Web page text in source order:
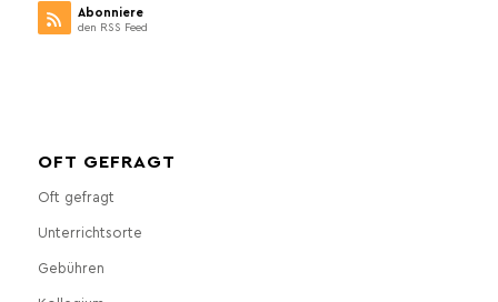
Abonniere
den RSS Feed
OFT GEFRAGT
Oft gefragt
Unterrichtsorte
Gebühren